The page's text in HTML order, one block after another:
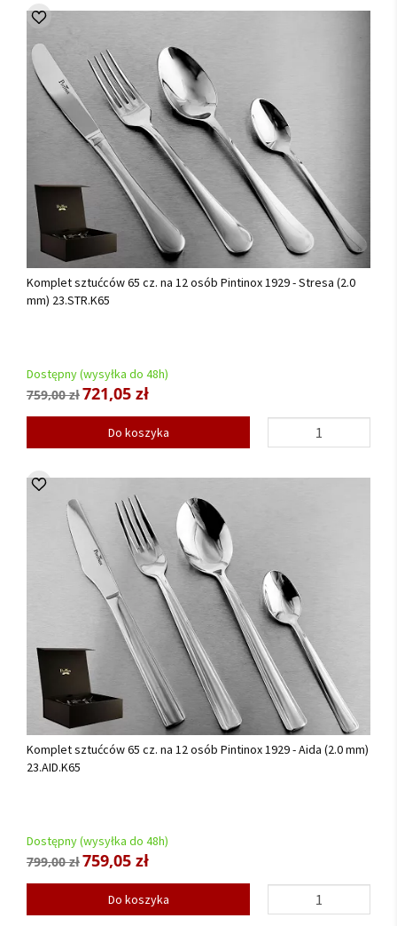
Komplet sztućców 65 cz. na 12 osób Pintinox 1929 - Stresa (2.0
mm) 23.STR.K65
Dostępny (wysyłka do 48h)
759,00 zł721,05 zł
Do koszyka
Komplet sztućców 65 cz. na 12 osób Pintinox 1929 - Aida (2.0 mm)
23.AID.K65
Dostępny (wysyłka do 48h)
799,00 zł759,05 zł
Do koszyka